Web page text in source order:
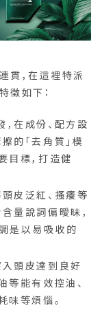
貫，在這裡特派
徵如下：
，在成份、配方設
的「去角質」模
目標，打造健
頭皮泛紅、搔癢等
量說詞偏曖昧，
是以易吸收的
頭皮達到良好
等能有效控油、
味等煩惱。